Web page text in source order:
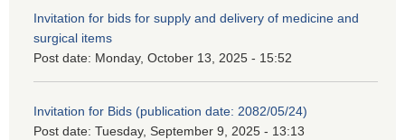
Invitation for bids for supply and delivery of medicine and
surgical items
Post date: Monday, October 13, 2025 - 15:52
Invitation for Bids (publication date: 2082/05/24)
Post date: Tuesday, September 9, 2025 - 13:13